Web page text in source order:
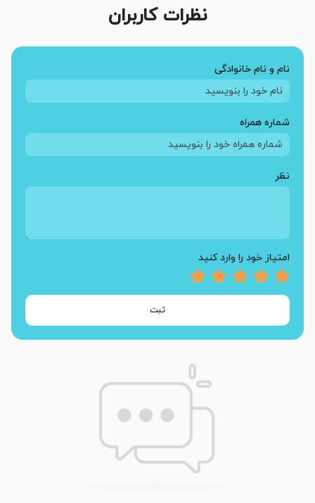
نظرات کاربران
نام و نام خانوادگی
شماره همراه
نظر
امتیاز خود را وارد کنید
ثبت